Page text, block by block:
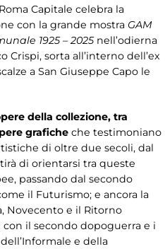
Roma Capitale celebra la
con la grande mostra GAM
1925 – 2025nell’odierna
Crispi, sorta all’interno dell’ex
a San Giuseppe Capo le
della collezione, tra
grafiche che testimoniano
di oltre due secoli, dal
di orientarsi tra queste
passando dal secondo
il Futurismo; e ancora la
Novecento e il Ritorno
il secondo dopoguerra e i
e della